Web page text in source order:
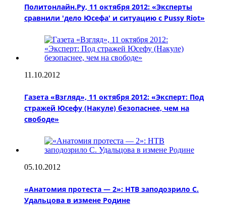
Политонлайн.Ру, 11 октября 2012: «Эксперты
сравнили 'дело Юсефа' и ситуацию с Pussy Riot»
11.10.2012
Газета «Взгляд», 11 октября 2012: «Эксперт: Под
стражей Юсефу (Накуле) безопаснее, чем на
свободе»
05.10.2012
«Анатомия протеста — 2»: НТВ заподозрило С.
Удальцова в измене Родине